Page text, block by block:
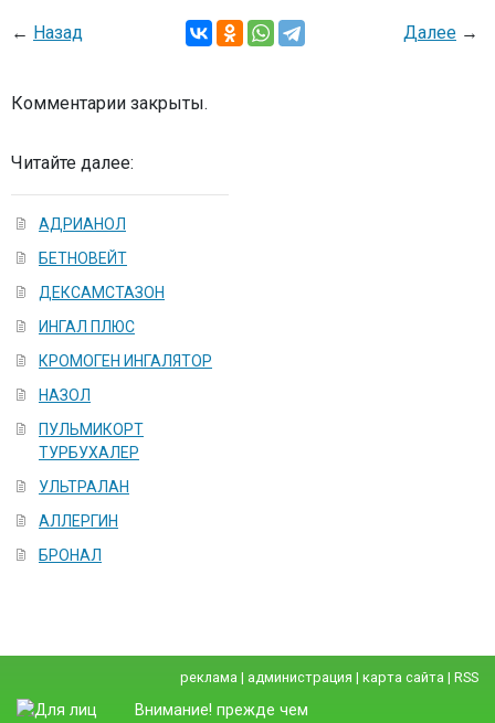
← Назад Далее →
Комментарии закрыты.
Читайте далее:
АДРИАНОЛ
БЕТНОВЕЙТ
ДEКСАМСТАЗОН
ИНГАЛ ПЛЮС
КРОМОГЕН ИНГАЛЯТОР
НАЗОЛ
ПУЛЬМИКОРТ
ТУРБУХАЛЕР
УЛЬТРАЛАН
АЛЛЕРГИН
БРОНАЛ
реклама | администрация | карта сайта | RSS
Внимание! прежде чем